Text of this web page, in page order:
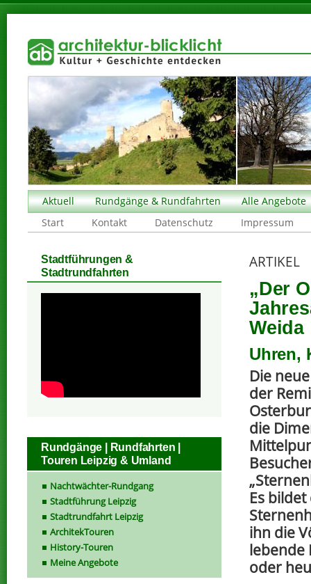
Aktuell Rundgänge & Rundfahrten
Alle Angebote
Start
Kontakt Datenschutz Impressum
ARTIKEL
„Der
Weida
Uhren,
Die
der
die
Es
ihn die
lebende
oder
Stadtführungen &
Stadtrundfahrten
Rundgänge | Rundfahrten |
Touren Leipzig & Umland
Nachtwächter-Rundgang
Stadtführung Leipzig
Stadtrundfahrt Leipzig
ArchitekTouren
History-Touren
Meine Angebote